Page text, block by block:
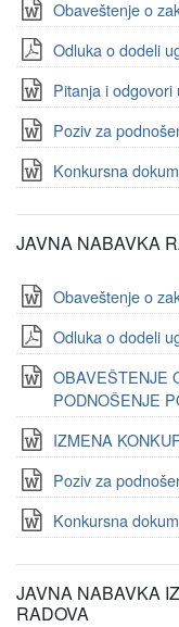
Obaveštenje o
Odluka o dodeli
Pitanja i
Poziv za
Konkursna
JAVNA NABAVKA
Obaveštenje o
Odluka o dodeli
OBAVEŠTENJE
PODNOŠENJE
IZMENA
Poziv za
Konkursna
JAVNA NABAVKA
RADOVA